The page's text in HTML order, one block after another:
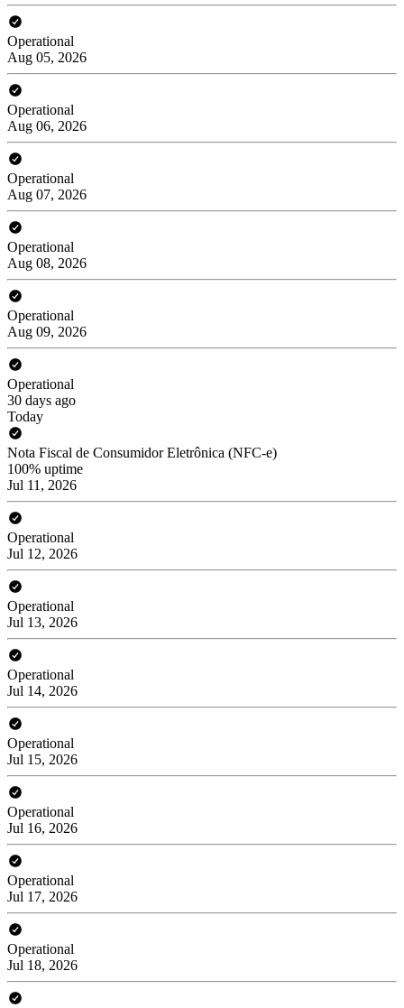
Operational
Aug 05, 2026
Operational
Aug 06, 2026
Operational
Aug 07, 2026
Operational
Aug 08, 2026
Operational
Aug 09, 2026
Operational
30 days ago
Today
Nota Fiscal de Consumidor Eletrônica (NFC-e)
100% uptime
Jul 11, 2026
Operational
Jul 12, 2026
Operational
Jul 13, 2026
Operational
Jul 14, 2026
Operational
Jul 15, 2026
Operational
Jul 16, 2026
Operational
Jul 17, 2026
Operational
Jul 18, 2026